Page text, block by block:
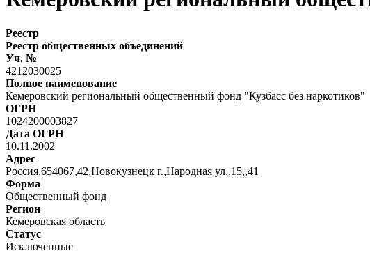
Реестр
Реестр общественных объединений
Уч. №
4212030025
Полное наименование
Кемеровский региональный общественный фонд "Кузбасс без наркотиков"
ОГРН
1024200003827
Дата ОГРН
10.11.2002
Адрес
Россия,654067,42,Новокузнецк г.,Народная ул.,15,,41
Форма
Общественный фонд
Регион
Кемеровская область
Статус
Исключенные